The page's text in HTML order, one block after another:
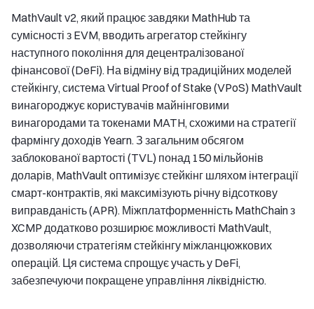
MathVault v2, який працює завдяки MathHub та
сумісності з EVM, вводить агрегатор стейкінгу
наступного покоління для децентралізованої
фінансової (DeFi). На відміну від традиційних моделей
стейкінгу, система Virtual Proof of Stake (VPoS) MathVault
винагороджує користувачів майнінговими
винагородами та токенами MATH, схожими на стратегії
фармінгу доходів Yearn. З загальним обсягом
заблокованої вартості (TVL) понад 150 мільйонів
доларів, MathVault оптимізує стейкінг шляхом інтеграції
смарт-контрактів, які максимізують річну відсоткову
виправданість (APR). Міжплатформенність MathChain з
XCMP додатково розширює можливості MathVault,
дозволяючи стратегіям стейкінгу міжланцюжкових
операцій. Ця система спрощує участь у DeFi,
забезпечуючи покращене управління ліквідністю.